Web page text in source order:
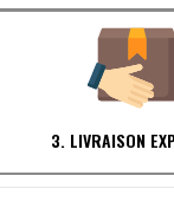
3. LIVRAISON